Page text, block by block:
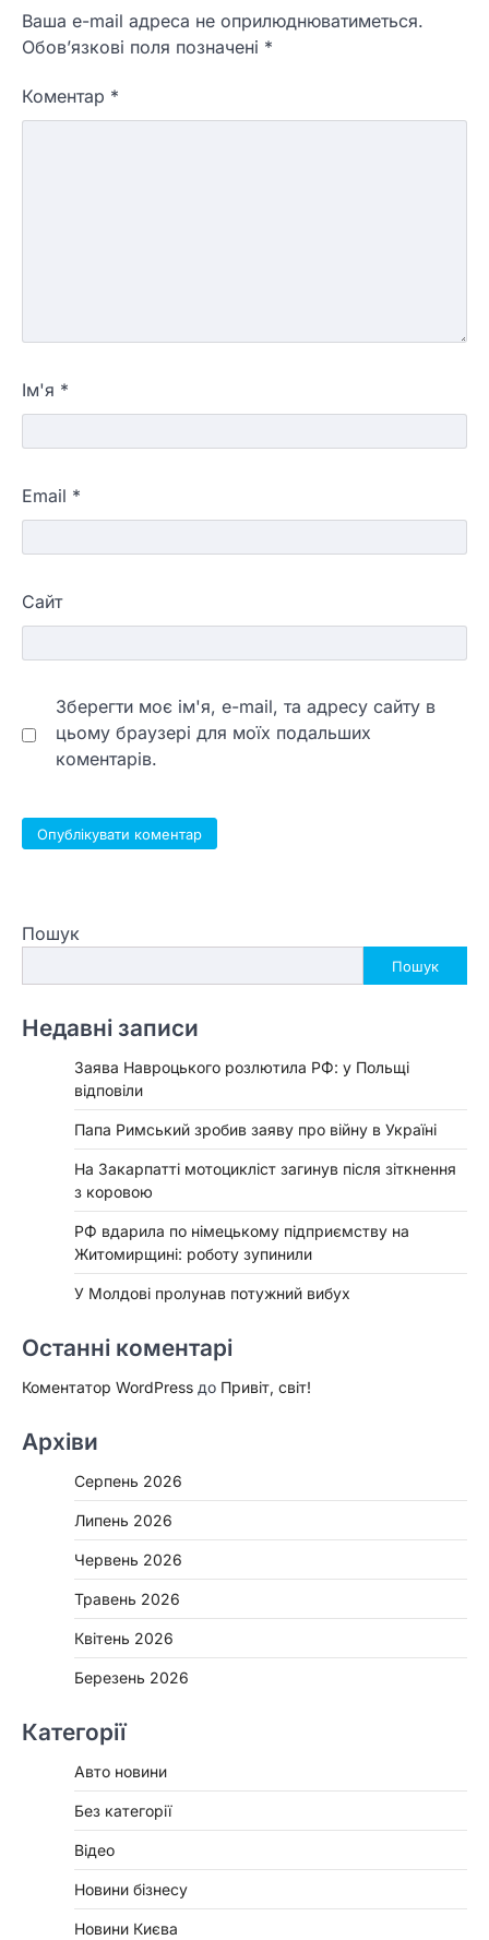
Ваша e-mail адреса не оприлюднюватиметься.
Обов’язкові поля позначені *
Коментар *
Ім'я *
Email *
Сайт
Зберегти моє ім'я, e-mail, та адресу сайту в
цьому браузері для моїх подальших
коментарів.
Пошук
Пошук
Недавні записи
Заява Навроцького розлютила РФ: у Польщі
відповіли
Папа Римський зробив заяву про війну в Україні
На Закарпатті мотоцикліст загинув після зіткнення
з коровою
РФ вдарила по німецькому підприємству на
Житомирщині: роботу зупинили
У Молдові пролунав потужний вибух
Останні коментарі
Коментатор WordPress до Привіт, світ!
Архіви
Серпень 2026
Липень 2026
Червень 2026
Травень 2026
Квітень 2026
Березень 2026
Категорії
Авто новини
Без категорії
Відео
Новини бізнесу
Новини Києва